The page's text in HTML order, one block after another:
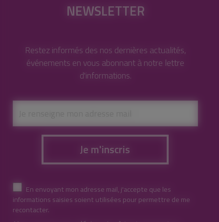
NEWSLETTER
Restez informés des nos dernières actualités,
événements en vous abonnant à notre lettre
d'informations.
Je m'inscris
En envoyant mon adresse mail, j'accepte que les
informations saisies soient utilisées pour permettre de me
recontacter.